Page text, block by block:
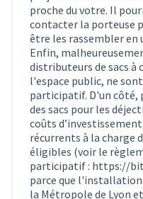
proche du votre. Il
contacter la porteuse
être les rassembler en
Enfin,
distributeurs de sacs
l'espace public, ne
participatif. D'un côté,
des sacs pour les
coûts
récurrents à la charge
éligibles (voir le
participatif : https://
parce que l'installation
la Métropole de Lyon